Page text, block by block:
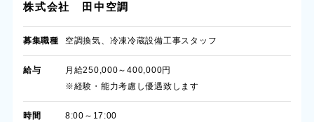
株式会社 田中空調
募集職種 空調換気、冷凍冷蔵設備工事スタッフ
給与
月給250,000～400,000円
※経験・能力考慮し優遇致します
時間
8:00～17:00